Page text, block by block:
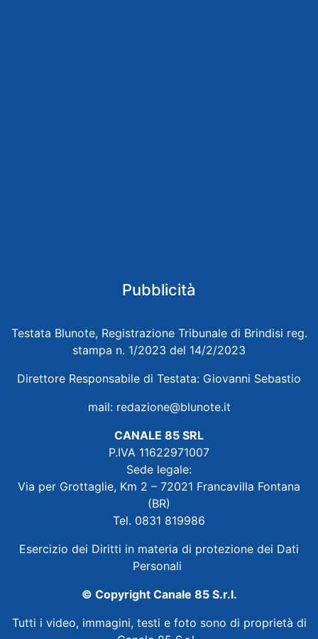
Pubblicità
Testata Blunote, Registrazione Tribunale di Brindisi reg.
stampa n. 1/2023 del 14/2/2023
Direttore Responsabile di Testata: Giovanni Sebastio
mail: redazione@blunote.it
CANALE 85 SRL
P.IVA 11622971007
Sede legale:
Via per Grottaglie, Km 2 – 72021 Francavilla Fontana
(BR)
Tel. 0831 819986
Esercizio dei Diritti in materia di protezione dei Dati
Personali
© Copyright Canale 85 S.r.l.
Tutti i video, immagini, testi e foto sono di proprietà di